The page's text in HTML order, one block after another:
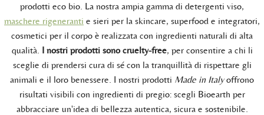
prodotti eco bio. La nostra ampia gamma di detergenti viso,
maschere rigeneranti e sieri per la skincare, superfood e integratori,
cosmetici per il corpo è realizzata con ingredienti naturali di alta
qualità. I nostri prodotti sono cruelty-free, per consentire a chi li
sceglie di prendersi cura di sé con la tranquillità di rispettare gli
animali e il loro benessere. I nostri prodotti Made in Italyoffrono
risultati visibili con ingredienti di pregio: scegli Bioearth per
abbracciare un'idea di bellezza autentica, sicura e sostenibile.